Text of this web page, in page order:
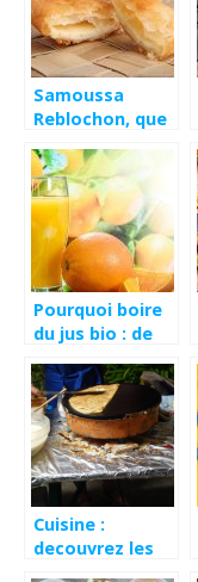
Samoussa
Reblochon, que
Pourquoi boire
du jus bio : de
avantages
Cuisine :
decouvrez les